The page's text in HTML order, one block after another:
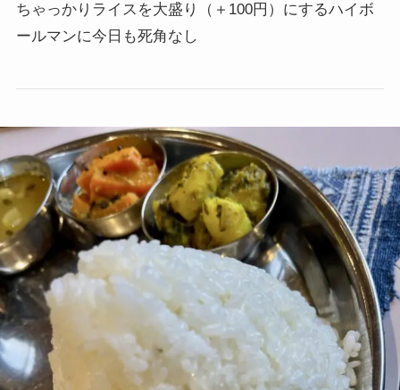
ちゃっかりライスを大盛り（＋100円）にするハイボ
ールマンに今日も死角なし